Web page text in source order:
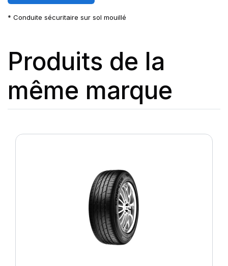
* Conduite sécuritaire sur sol mouillé
Produits de la
même marque